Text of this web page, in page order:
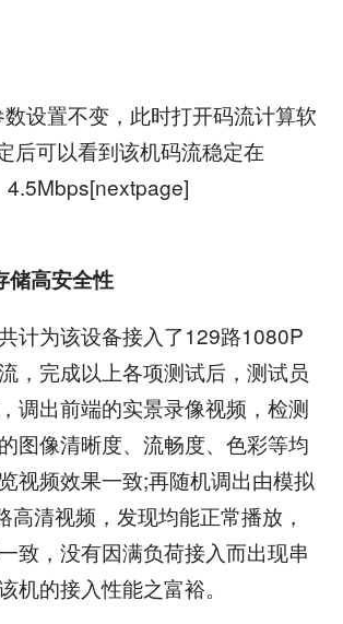
设置不变，此时打开码流计算软
后可以看到该机码流稳定在
4.5Mbps[nextpage]
高安全性
为该设备接入了129路1080P
，完成以上各项测试后，测试员
调出前端的实景录像视频，检测
图像清晰度、流畅度、色彩等均
视频效果一致;再随机调出由模拟
高清视频，发现均能正常播放，
致，没有因满负荷接入而出现串
机的接入性能之富裕。